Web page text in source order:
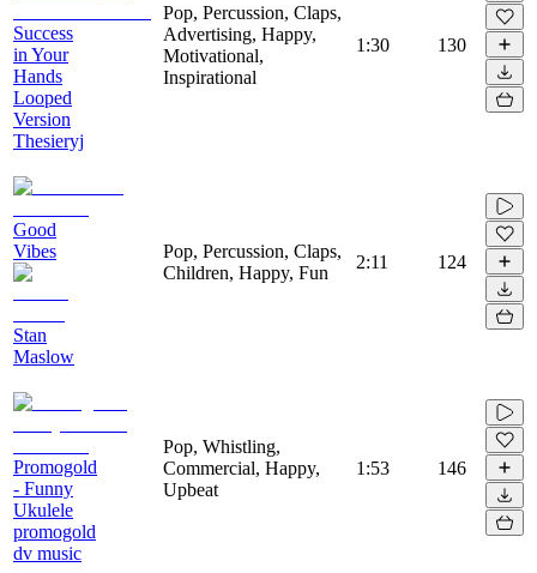
Success
in Your
Hands
Looped
Version
Thesieryj
Pop, Percussion, Claps,
Advertising, Happy,
Motivational,
Inspirational
1:30 130
Good
Vibes
Stan
Maslow
Pop, Percussion, Claps,
Children, Happy, Fun
2:11 124
Promogold
- Funny
Ukulele
promogold
dv music
Pop, Whistling,
Commercial, Happy,
Upbeat
1:53 146